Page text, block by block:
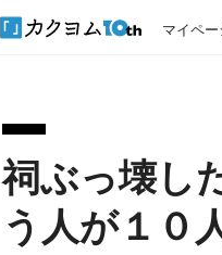
マイペー
祠ぶっ壊し
う人が１０